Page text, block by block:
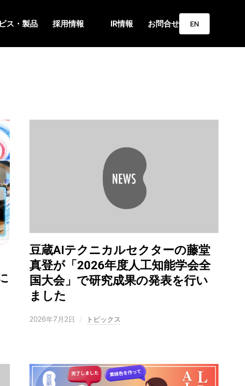
ス・製品 採用情報 IR情報 お問合せ EN
豆蔵AIテクニカルセクターの藤堂
真登が「2026年度人工知能学会全
国大会」で研究成果の発表を行い
ました
2026年7月2日 トピックス